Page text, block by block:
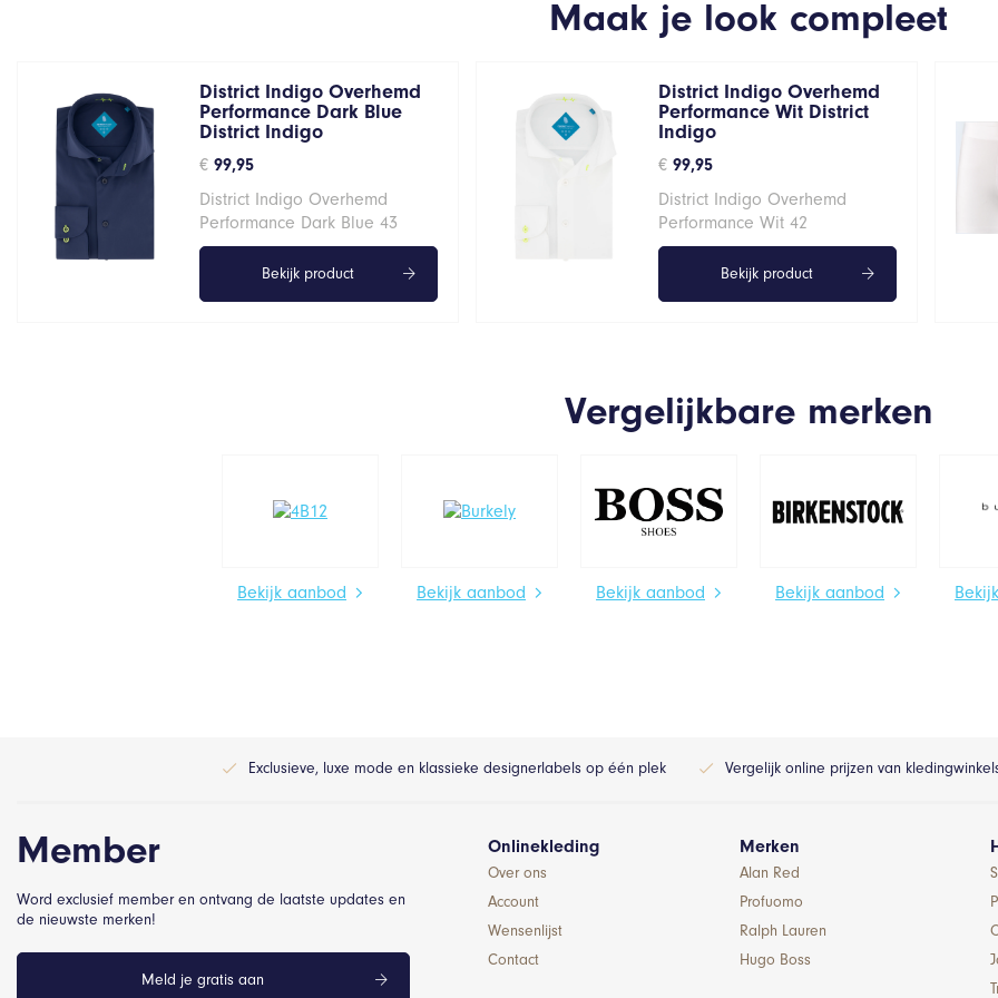
Maak je look compleet
District Indigo Overhemd
Performance Dark Blue
District Indigo
€ 99,95
District Indigo Overhemd
Performance Dark Blue 43
Bekijk product
District Indigo Overhemd
Performance Wit District
Indigo
€ 99,95
District Indigo Overhemd
Performance Wit 42
Bekijk product
Vergelijkbare merken
Bekijk aanbod Bekijk aanbod Bekijk aanbod Bekijk aanbod
Exclusieve, luxe mode en klassieke designerlabels op één plek Vergelijk online prijzen van
Member
Word exclusief member en ontvang de laatste updates en
de nieuwste merken!
Meld je gratis aan
Onlinekleding
Over ons
Account
Wensenlijst
Contact
Merken
Alan Red
Profuomo
Ralph Lauren
Hugo Boss